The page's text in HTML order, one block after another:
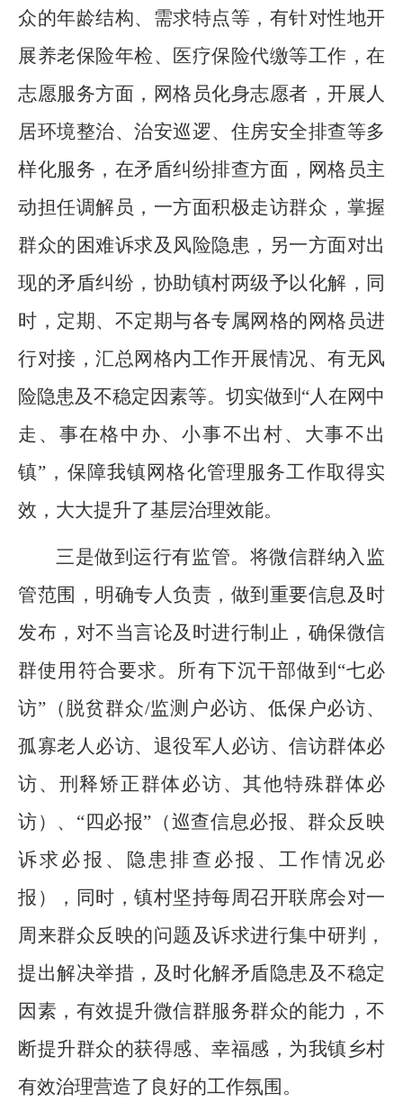
众的年龄结构、需求特点等，有针对性地开
展养老保险年检、医疗保险代缴等工作，在
志愿服务方面，网格员化身志愿者，开展人
居环境整治、治安巡逻、住房安全排查等多
样化服务，在矛盾纠纷排查方面，网格员主
动担任调解员，一方面积极走访群众，掌握
群众的困难诉求及风险隐患，另一方面对出
现的矛盾纠纷，协助镇村两级予以化解，同
时，定期、不定期与各专属网格的网格员进
行对接，汇总网格内工作开展情况、有无风
险隐患及不稳定因素等。切实做到“人在网中
走、事在格中办、小事不出村、大事不出
镇”，保障我镇网格化管理服务工作取得实
效，大大提升了基层治理效能。
三是做到运行有监管。将微信群纳入监
管范围，明确专人负责，做到重要信息及时
发布，对不当言论及时进行制止，确保微信
群使用符合要求。所有下沉干部做到“七必
访”（脱贫群众/监测户必访、低保户必访、
孤寡老人必访、退役军人必访、信访群体必
访、刑释矫正群体必访、其他特殊群体必
访）、“四必报”（巡查信息必报、群众反映
诉求必报、隐患排查必报、工作情况必
报），同时，镇村坚持每周召开联席会对一
周来群众反映的问题及诉求进行集中研判，
提出解决举措，及时化解矛盾隐患及不稳定
因素，有效提升微信群服务群众的能力，不
断提升群众的获得感、幸福感，为我镇乡村
有效治理营造了良好的工作氛围。